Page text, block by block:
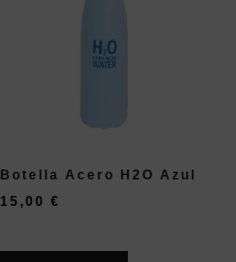
Botella Acero H2O Azul
15,00 €